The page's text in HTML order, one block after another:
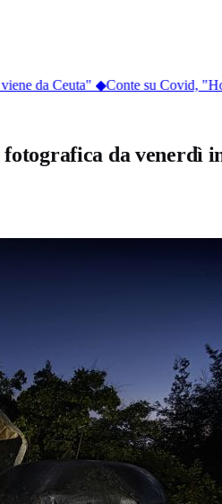
da Ceuta"◆ Conte su Covid, "Ho
da venerdì